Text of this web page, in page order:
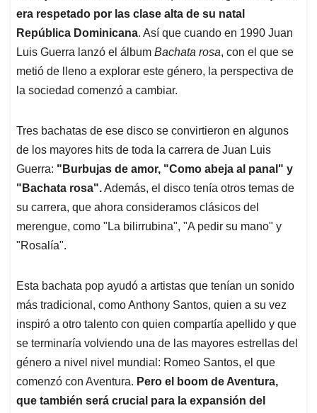
era respetado por las clase alta de su natal
República Dominicana. Así que cuando en 1990 Juan
Luis Guerra lanzó el álbum Bachata rosa, con el que se
metió de lleno a explorar este género, la perspectiva de
la sociedad comenzó a cambiar.
Tres bachatas de ese disco se convirtieron en algunos
de los mayores hits de toda la carrera de Juan Luis
Guerra: "Burbujas de amor, "Como abeja al panal" y
"Bachata rosa".Además, el disco tenía otros temas de
su carrera, que ahora consideramos clásicos del
merengue, como "La bilirrubina", "A pedir su mano" y
"Rosalía".
Esta bachata pop ayudó a artistas que tenían un sonido
más tradicional, como Anthony Santos, quien a su vez
inspiró a otro talento con quien compartía apellido y que
se terminaría volviendo una de las mayores estrellas del
género a nivel nivel mundial: Romeo Santos, el que
comenzó con Aventura. Pero el boom de Aventura,
que también será crucial para la expansión del